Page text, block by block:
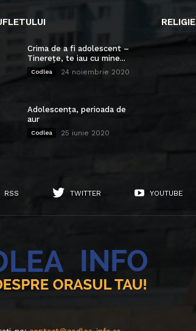
Crima de a fi adolescent –
Tinerețe, te iau cu mine...
Codlea 24 noiembrie 2020
Adolescența, perioada de
aur
Codlea 25 iunie 2020
RELIGIE
RSS TWITTER YOUTUBE